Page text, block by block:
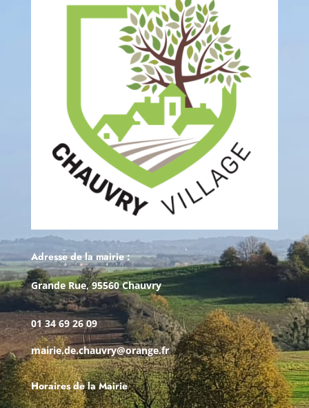
Adresse de la mairie :
Grande Rue, 95560 Chauvry
01 34 69 26 09
mairie.de.chauvry@orange.fr
Horaires de la Mairie